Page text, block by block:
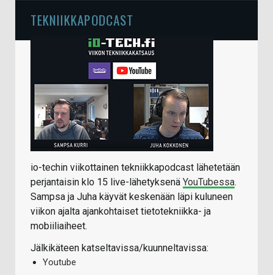
TEKNIIKKAPODCAST
io-techin viikottainen tekniikkapodcast lähetetään
perjantaisin klo 15 live-lähetyksenä YouTubessa.
Sampsa ja Juha käyvät keskenään läpi kuluneen
viikon ajalta ajankohtaiset tietotekniikka- ja
mobiiliaiheet.
Jälkikäteen katseltavissa/kuunneltavissa:
Youtube